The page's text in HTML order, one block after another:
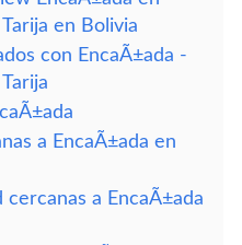
en Bolivia
con EncaÃ±ada -
a EncaÃ±ada en
cercanas a EncaÃ±ada